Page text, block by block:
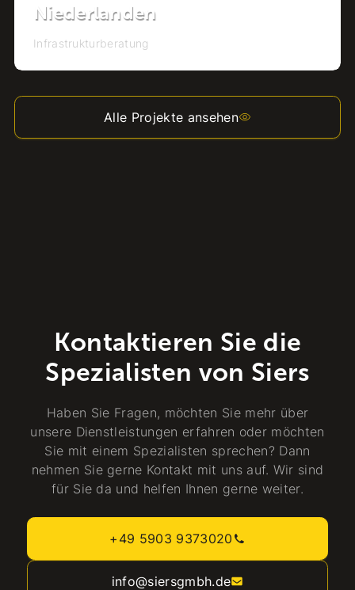
Niederlanden
Infrastrukturberatung
Alle Projekte ansehen
Kontaktieren Sie die
Spezialisten von Siers
Haben Sie Fragen, möchten Sie mehr über
unsere Dienstleistungen erfahren oder möchten
Sie mit einem Spezialisten sprechen? Dann
nehmen Sie gerne Kontakt mit uns auf. Wir sind
für Sie da und helfen Ihnen gerne weiter.
+49 5903 9373020
info@siersgmbh.de